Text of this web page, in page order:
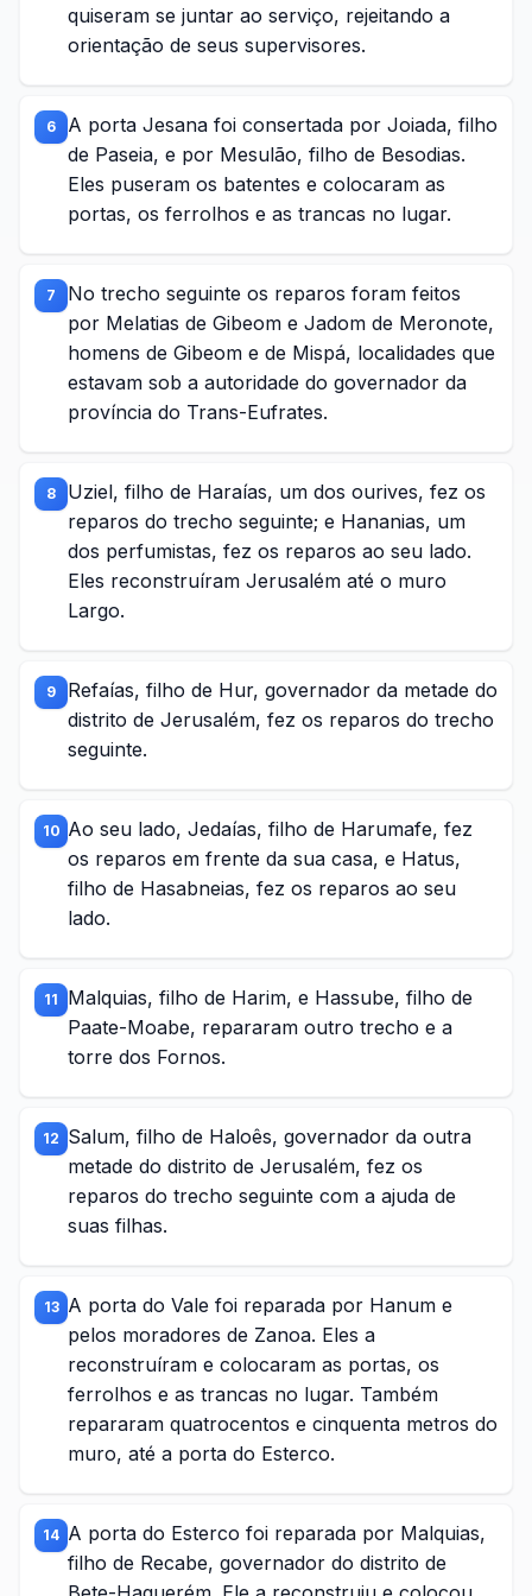
quiseram se juntar ao serviço, rejeitando a
orientação de seus supervisores.
6
A porta Jesana foi consertada por Joiada, filho
de Paseia, e por Mesulão, filho de Besodias.
Eles puseram os batentes e colocaram as
portas, os ferrolhos e as trancas no lugar.
7
No trecho seguinte os reparos foram feitos
por Melatias de Gibeom e Jadom de Meronote,
homens de Gibeom e de Mispá, localidades que
estavam sob a autoridade do governador da
província do Trans-Eufrates.
8
Uziel, filho de Haraías, um dos ourives, fez os
reparos do trecho seguinte; e Hananias, um
dos perfumistas, fez os reparos ao seu lado.
Eles reconstruíram Jerusalém até o muro
Largo.
9
Refaías, filho de Hur, governador da metade do
distrito de Jerusalém, fez os reparos do trecho
seguinte.
10 Ao seu lado, Jedaías, filho de Harumafe, fez
os reparos em frente da sua casa, e Hatus,
filho de Hasabneias, fez os reparos ao seu
lado.
11
Malquias, filho de Harim, e Hassube, filho de
Paate-Moabe, repararam outro trecho e a
torre dos Fornos.
12 Salum, filho de Haloês, governador da outra
metade do distrito de Jerusalém, fez os
reparos do trecho seguinte com a ajuda de
suas filhas.
13 A porta do Vale foi reparada por Hanum e
pelos moradores de Zanoa. Eles a
reconstruíram e colocaram as portas, os
ferrolhos e as trancas no lugar. Também
repararam quatrocentos e cinquenta metros do
muro, até a porta do Esterco.
14 A porta do Esterco foi reparada por Malquias,
filho de Recabe, governador do distrito de